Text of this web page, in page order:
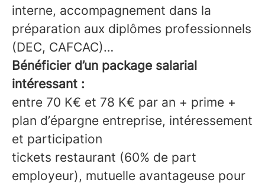
interne, accompagnement dans la
préparation aux diplômes professionnels
(DEC, CAFCAC)…
Bénéficier d’un package salarial
intéressant :
entre 70 K€ et 78 K€ par an + prime +
plan d’épargne entreprise, intéressement
et participation
tickets restaurant (60% de part
employeur), mutuelle avantageuse pour